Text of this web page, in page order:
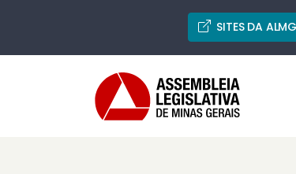
SITES DA ALMG